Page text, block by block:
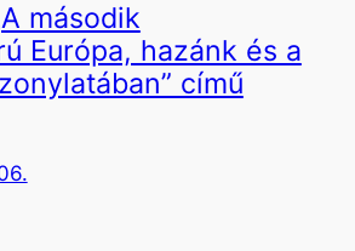
második
Európa, hazánk és a
című